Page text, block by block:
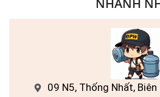
09 N5, Thống Nhất,